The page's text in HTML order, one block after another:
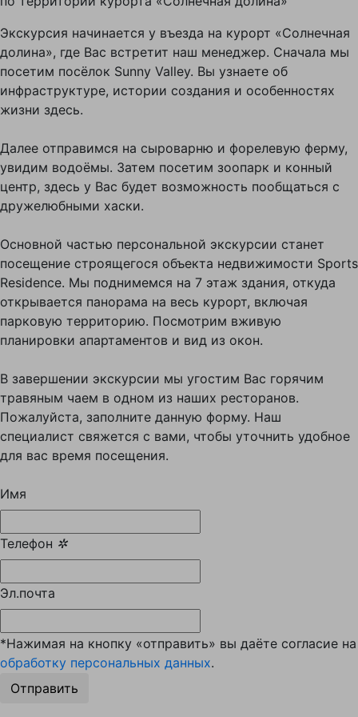
Экскурсия начинается у въезда на курорт «Солнечная
долина», где Вас встретит наш менеджер. Сначала мы
посетим посёлок Sunny Valley. Вы узнаете об
инфраструктуре, истории создания и особенностях
жизни здесь.
Далее отправимся на сыроварню и форелевую ферму,
увидим водоёмы. Затем посетим зоопарк и конный
центр, здесь у Вас будет возможность пообщаться с
дружелюбными хаски.
Основной частью персональной экскурсии станет
посещение строящегося объекта недвижимости Sports
Residence. Мы поднимемся на 7 этаж здания, откуда
открывается панорама на весь курорт, включая
парковую территорию. Посмотрим вживую
планировки апартаментов и вид из окон.
В завершении экскурсии мы угостим Вас горячим
травяным чаем в одном из наших ресторанов.
Пожалуйста, заполните данную форму. Наш
специалист свяжется с вами, чтобы уточнить удобное
для вас время посещения.
Имя
Телефон ✲
Эл.почта
*Нажимая на кнопку «отправить» вы даёте согласие на
обработку персональных данных.